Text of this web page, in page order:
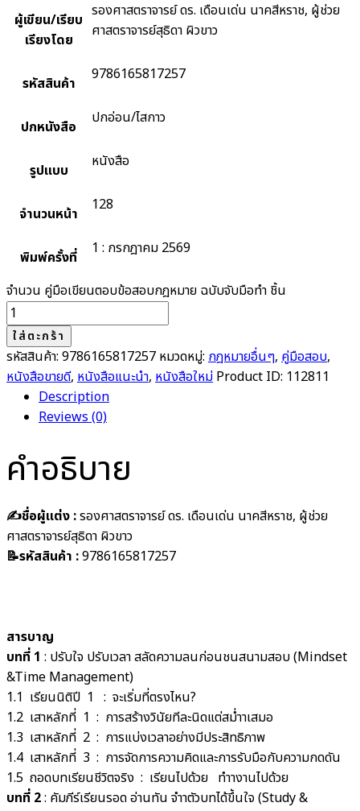
ผู้เขียน/เรียบ
เรียงโดย
รองศาสตราจารย์ ดร. เดือนเด่น นาคสีหราช, ผู้ช่วย
ศาสตราจารย์สุธิดา ผิวขาว
รหัสสินค้า 9786165817257
ปกหนังสือ ปกอ่อน/ไสกาว
รูปแบบ หนังสือ
จำนวนหน้า 128
พิมพ์ครั้งที่ 1 : กรกฎาคม 2569
จำนวน คู่มือเขียนตอบข้อสอบกฎหมาย ฉบับจับมือทำ ชิ้น
ใส่ตะกร้า
รหัสสินค้า: 9786165817257 หมวดหมู่: กฎหมายอื่นๆ, คู่มือสอบ,
หนังสือขายดี, หนังสือแนะนำ, หนังสือใหม่ Product ID: 112811
Description
Reviews (0)
คำอธิบาย
✍️ชื่อผู้แต่ง :รองศาสตราจารย์ ดร. เดือนเด่น นาคสีหราช, ผู้ช่วย
ศาสตราจารย์สุธิดา ผิวขาว
📝รหัสสินค้า :9786165817257
สารบาญ
บทที่ 1 : ปรับใจ ปรับเวลา สลัดความลนก่อนชนสนามสอบ (Mindset
&Time Management)
1.1 เรียนนิติปี 1 : จะเริ่มที่ตรงไหน?
1.2 เสาหลักที่ 1 : การสร้างวินัยทีละนิดแต่สม่ำาเสมอ
1.3 เสาหลักที่ 2 : การแบ่งเวลาอย่างมีประสิทธิภาพ
1.4 เสาหลักที่ 3 : การจัดการความคิดและการรับมือกับความกดดัน
1.5 ถอดบทเรียนชีวิตจริง : เรียนไปด้วย ทำางานไปด้วย
บทที่ 2: คัมภีร์เรียนรอด อ่านทัน จำาตัวบทได้ขึ้นใจ (Study &